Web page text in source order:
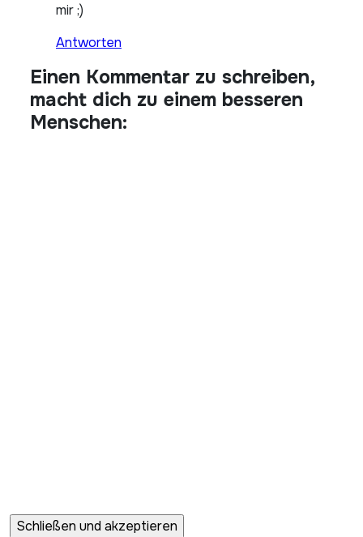
mir ;)
Antworten
Einen Kommentar zu schreiben,
macht dich zu einem besseren
Menschen: